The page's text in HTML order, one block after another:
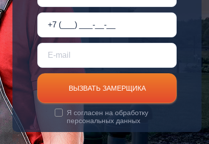
ВЫЗВАТЬ ЗАМЕРЩИКА
Я согласен на обработку
персональных данных